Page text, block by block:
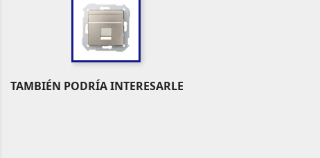
TAMBIÉN PODRÍA INTERESARLE